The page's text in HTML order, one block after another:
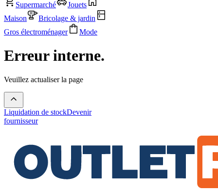
Supermarché
Jouets
Maison
Bricolage & jardin
Gros électroménager
Mode
Erreur interne.
Veuillez actualiser la page
Liquidation de stockDevenir
fournisseur